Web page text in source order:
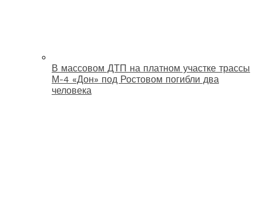
В массовом ДТП на платном участке трассы
М-4 «Дон» под Ростовом погибли два
человека